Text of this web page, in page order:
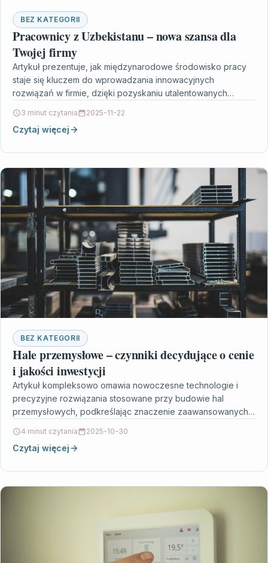
BEZ KATEGORII
Pracownicy z Uzbekistanu – nowa szansa dla
Twojej firmy
Artykuł prezentuje, jak międzynarodowe środowisko pracy
staje się kluczem do wprowadzania innowacyjnych
rozwiązań w firmie, dzięki pozyskaniu utalentowanych
3 minut czytania 2025-11-22
Czytaj więcej
BEZ KATEGORII
Hale przemysłowe – czynniki decydujące o cenie
i jakości inwestycji
Artykuł kompleksowo omawia nowoczesne technologie i
precyzyjne rozwiązania stosowane przy budowie hal
przemysłowych, podkreślając znaczenie zaawansowanych
Prezentowane zostają także…
4 minut czytania 2025-10-30
Czytaj więcej